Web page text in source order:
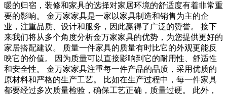
暖的归宿，装修和家具的选择对家居环境的舒适度有着非常重
要的影响。 金万家家具是一家以家具制造和销售为主的企
业，注重品质、设计和服务，因此赢得了广泛的赞誉。 接下
来我们将从多个角度分析金万家家具的优势，为您提供更好的
家居搭配建议。 质量一件家具的质量有时比它的外观更能反
映它的价值。 因为质量可以直接影响到它的耐用性、舒适性
和安全性。 金万家家具注重每一件产品的品质，采用优质的
原材料和严格的生产工艺。 比如在生产过程中，每一件家具
都要经过多次质量检验，确保工艺正确，质量过硬。 此外，